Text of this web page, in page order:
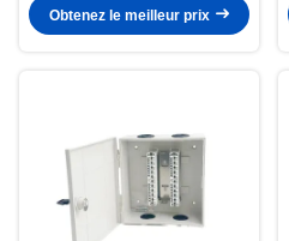
pour système de
télécommunications
Obtenez le meilleur prix